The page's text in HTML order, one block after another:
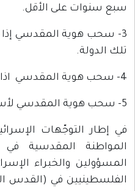
سبع سنوات على الأقل.
3- سحب هوية المقدسي إذا
تلك الدولة.
4- سحب هوية المقدسي اذا حصل جنسية دولة أخرى.
5- سحب هوية المقدسي لأسباب أمنية.
في إطار التوجّهات
المواطنة المقدسية
المسؤولين والخبراء
الفلسطينيين في (القدس